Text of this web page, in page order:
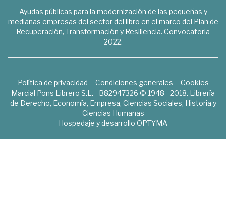
Ayudas públicas para la modernización de las pequeñas y
medianas empresas del sector del libro en el marco del Plan de
Recuperación, Transformación y Resiliencia. Convocatoria
2022.
Política de privacidad Condiciones generales
Cookies
Marcial Pons Librero S.L. - B82947326 © 1948 - 2018. Librería
de Derecho, Economía, Empresa, Ciencias Sociales, Historia y
Ciencias Humanas
Hospedaje y desarrollo OPTYMA